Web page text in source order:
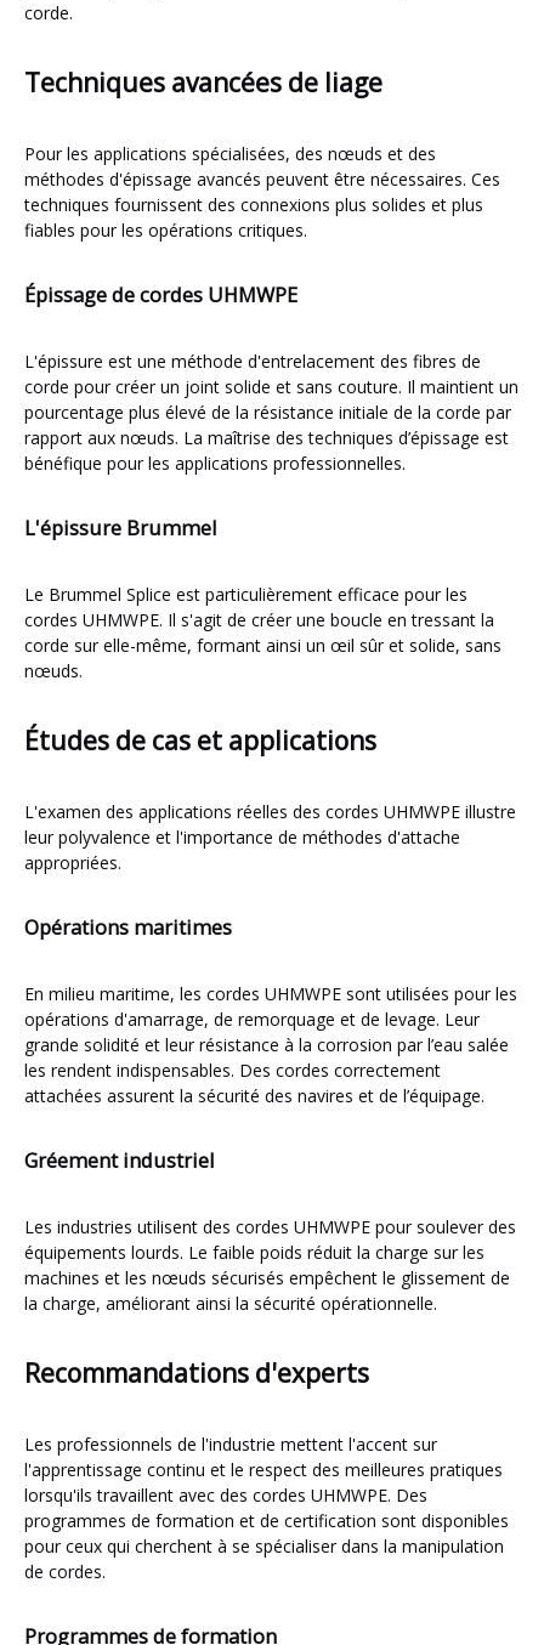
corde.
Techniques avancées de liage
Pour les applications spécialisées, des nœuds et des
méthodes d'épissage avancés peuvent être nécessaires. Ces
techniques fournissent des connexions plus solides et plus
fiables pour les opérations critiques.
Épissage de cordes UHMWPE
L'épissure est une méthode d'entrelacement des fibres de
corde pour créer un joint solide et sans couture. Il maintient un
pourcentage plus élevé de la résistance initiale de la corde par
rapport aux nœuds. La maîtrise des techniques d’épissage est
bénéfique pour les applications professionnelles.
L'épissure Brummel
Le Brummel Splice est particulièrement efficace pour les
cordes UHMWPE. Il s'agit de créer une boucle en tressant la
corde sur elle-même, formant ainsi un œil sûr et solide, sans
nœuds.
Études de cas et applications
L'examen des applications réelles des cordes UHMWPE illustre
leur polyvalence et l'importance de méthodes d'attache
appropriées.
Opérations maritimes
En milieu maritime, les cordes UHMWPE sont utilisées pour les
opérations d'amarrage, de remorquage et de levage. Leur
grande solidité et leur résistance à la corrosion par l’eau salée
les rendent indispensables. Des cordes correctement
attachées assurent la sécurité des navires et de l’équipage.
Gréement industriel
Les industries utilisent des cordes UHMWPE pour soulever des
équipements lourds. Le faible poids réduit la charge sur les
machines et les nœuds sécurisés empêchent le glissement de
la charge, améliorant ainsi la sécurité opérationnelle.
Recommandations d'experts
Les professionnels de l'industrie mettent l'accent sur
l'apprentissage continu et le respect des meilleures pratiques
lorsqu'ils travaillent avec des cordes UHMWPE. Des
programmes de formation et de certification sont disponibles
pour ceux qui cherchent à se spécialiser dans la manipulation
de cordes.
Programmes de formation